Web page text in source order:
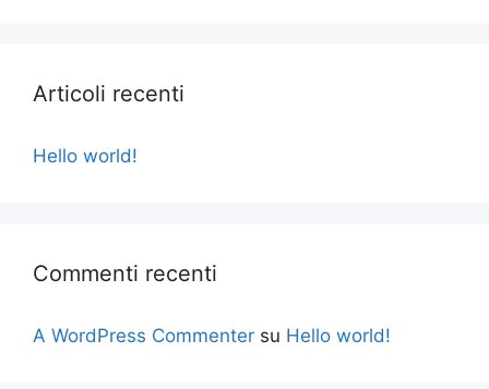
Articoli recenti
Hello world!
Commenti recenti
A WordPress Commenter su Hello world!